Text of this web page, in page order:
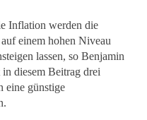
Inflation werden die
einem hohen Niveau
lassen, so Benjamin
diesem Beitrag drei
eine günstige